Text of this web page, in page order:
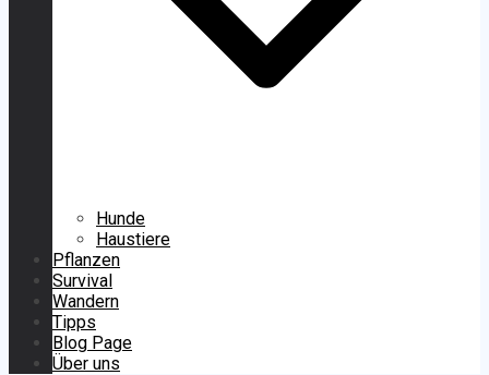
Hunde
Haustiere
Pflanzen
Survival
Wandern
Tipps
Blog Page
Über uns